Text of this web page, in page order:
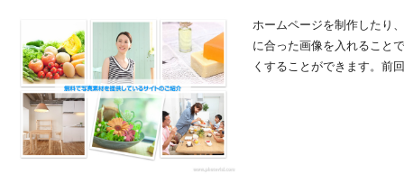
ホームページを制作したり
に合った画像を入れること
くすることができます。前